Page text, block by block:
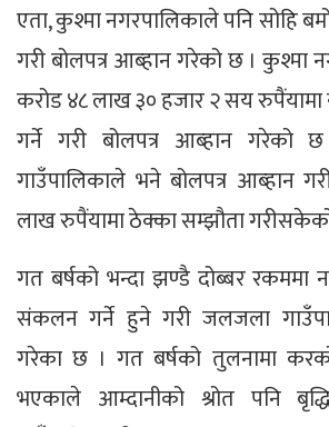
एता, कुश्मा नगरपालिकाले पनि सोहि
गरी बोलपत्र आब्हान गरेको छ । कुश्मा
करोड ४८ लाख ३० हजार २ सय
गर्ने गरी बोलपत्र आब्हान गरेको
गाउँपालिकाले भने बोलपत्र आब्हान
लाख रुपैंयामा ठेक्का सम्झौता
गत बर्षको भन्दा झण्डै दोब्बर रकममा
संकलन गर्ने हुने गरी जलजला
गरेका छ । गत बर्षको तुलनामा
भएकाले आम्दानीको श्रोत पनि